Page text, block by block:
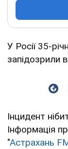
У Росії 35-
запідозрили
Інцидент
Інформація
"Астрахань